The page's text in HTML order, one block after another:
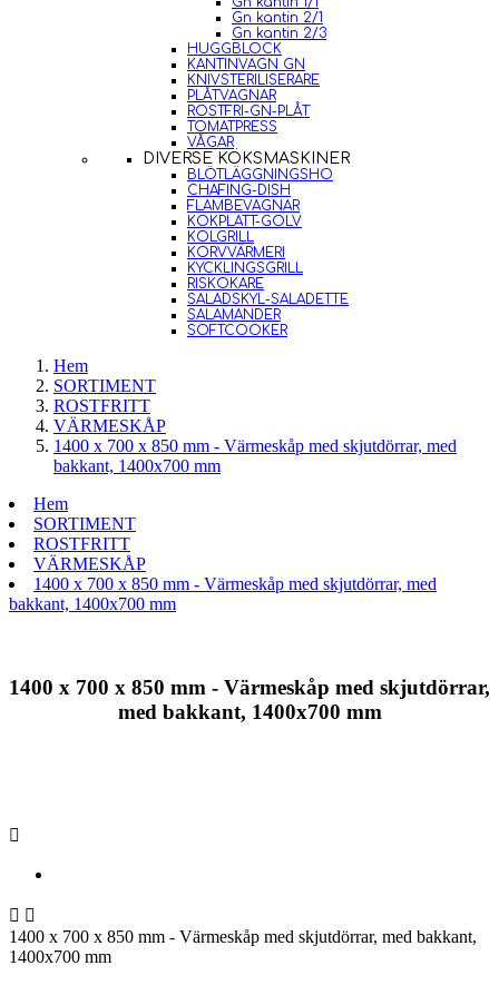
Gn kantin 2/1
Gn kantin 2/3
HUGGBLOCK
KANTINVAGN GN
KNIVSTERILISERARE
PLÅTVAGNAR
ROSTFRI-GN-PLÅT
TOMATPRESS
VÅGAR
DIVERSE KÖKSMASKINER
BLÖTLÄGGNINGSHO
CHAFING-DISH
FLAMBEVAGNAR
KOKPLATT-GOLV
KOLGRILL
KORVVÄRMERI
KYCKLINGSGRILL
RISKOKARE
SALADSKYL-SALADETTE
SALAMANDER
SOFTCOOKER
Hem
SORTIMENT
ROSTFRITT
VÄRMESKÅP
1400 x 700 x 850 mm - Värmeskåp med skjutdörrar, med
bakkant, 1400x700 mm
Hem
SORTIMENT
ROSTFRITT
VÄRMESKÅP
1400 x 700 x 850 mm - Värmeskåp med skjutdörrar, med
bakkant, 1400x700 mm
1400 x 700 x 850 mm - Värmeskåp med skjutdörrar,
med bakkant, 1400x700 mm

 
1400 x 700 x 850 mm - Värmeskåp med skjutdörrar, med bakkant,
1400x700 mm